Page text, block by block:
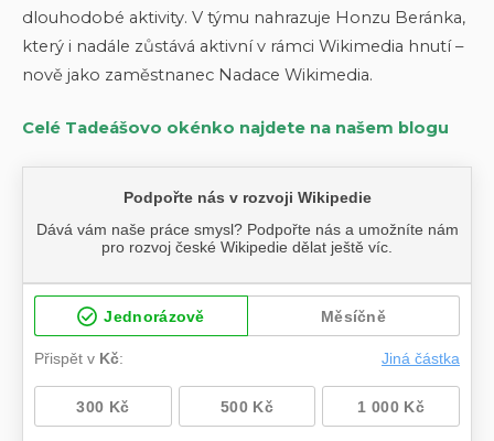
dlouhodobé aktivity. V týmu nahrazuje Honzu Beránka,
který i nadále zůstává aktivní v rámci Wikimedia hnutí –
nově jako zaměstnanec Nadace Wikimedia.
Celé Tadeášovo okénko najdete na našem blogu